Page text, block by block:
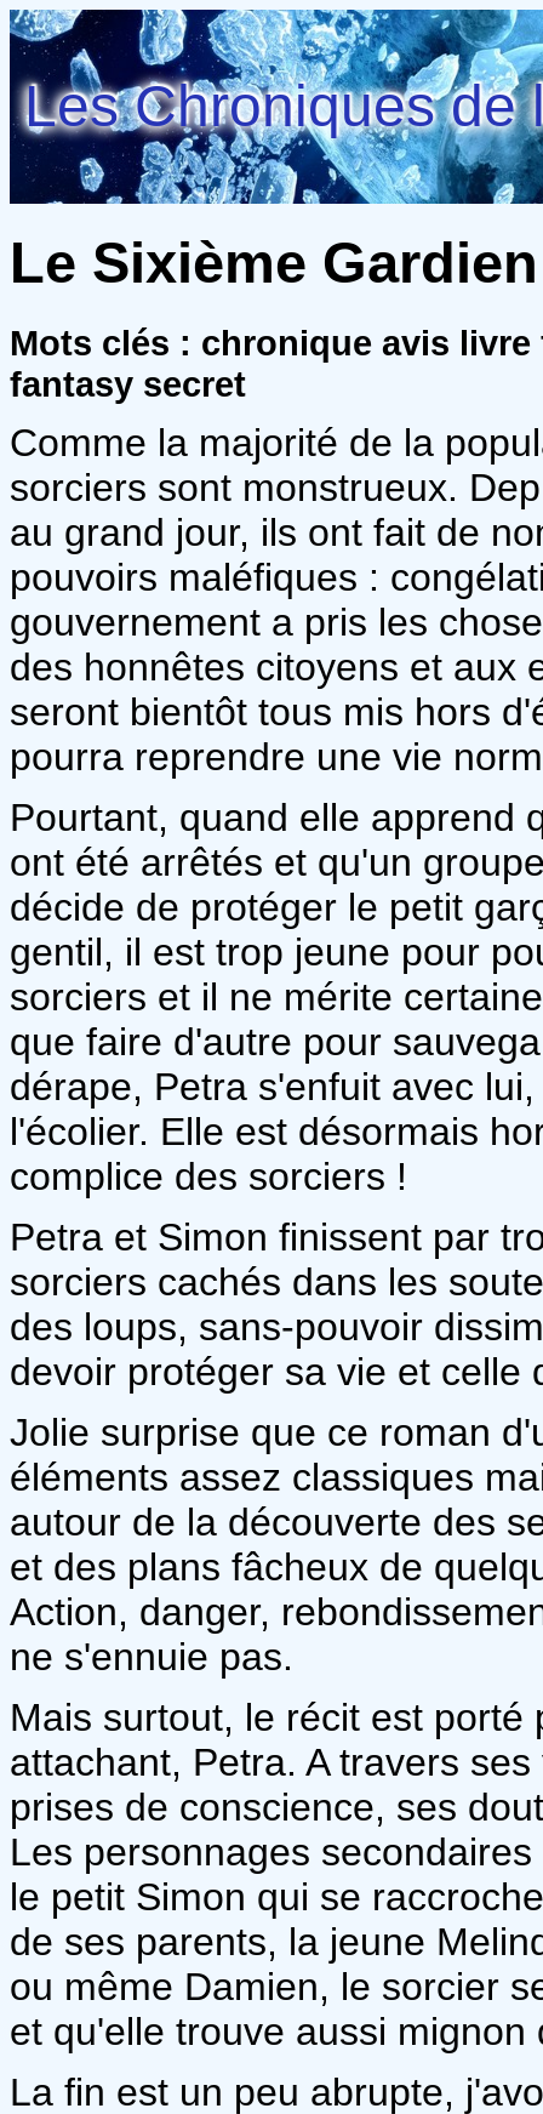
Les Chroniques de
Le Sixième
Mots clés : chronique avis
fantasy secret
Comme la majorité de la
sorciers sont monstrueux.
au grand jour, ils ont fait de
pouvoirs maléfiques :
gouvernement a pris les
des honnêtes citoyens et aux
seront bientôt tous mis hors
pourra reprendre une vie
Pourtant, quand elle apprend
ont été arrêtés et qu'un
décide de protéger le petit
gentil, il est trop jeune pour
sorciers et il ne mérite
que faire d'autre pour
dérape, Petra s'enfuit avec
l'écolier. Elle est désormais
complice des sorciers !
Petra et Simon finissent par
sorciers cachés dans les
des loups, sans-pouvoir
devoir protéger sa vie et celle
Jolie surprise que ce roman
éléments assez classiques
autour de la découverte des
et des plans fâcheux de
Action, danger,
ne s'ennuie pas.
Mais surtout, le récit est
attachant, Petra. A travers
prises de conscience, ses
Les personnages
le petit Simon qui se
de ses parents, la jeune
ou même Damien, le sorcier
et qu'elle trouve aussi mignon
La fin est un peu abrupte,